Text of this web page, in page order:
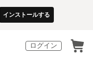
インストールする
ログイン